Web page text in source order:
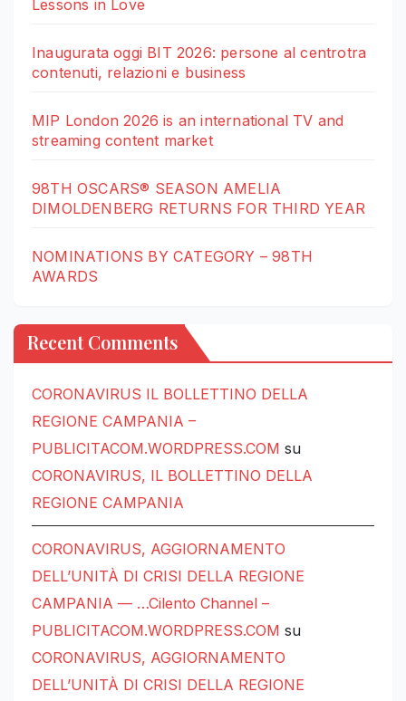
Lessons in Love
Inaugurata oggi BIT 2026: persone al centrotra
contenuti, relazioni e business
MIP London 2026 is an international TV and
streaming content market
98TH OSCARS® SEASON AMELIA
DIMOLDENBERG RETURNS FOR THIRD YEAR
NOMINATIONS BY CATEGORY – 98TH
AWARDS
Recent Comments
CORONAVIRUS IL BOLLETTINO DELLA
REGIONE CAMPANIA –
PUBLICITACOM.WORDPRESS.COM su
CORONAVIRUS, IL BOLLETTINO DELLA
REGIONE CAMPANIA
CORONAVIRUS, AGGIORNAMENTO
DELL’UNITÀ DI CRISI DELLA REGIONE
CAMPANIA — …Cilento Channel –
PUBLICITACOM.WORDPRESS.COM su
CORONAVIRUS, AGGIORNAMENTO
DELL’UNITÀ DI CRISI DELLA REGIONE